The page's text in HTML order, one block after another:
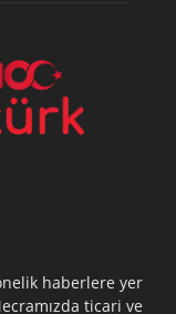
haberlere yer
ticari ve